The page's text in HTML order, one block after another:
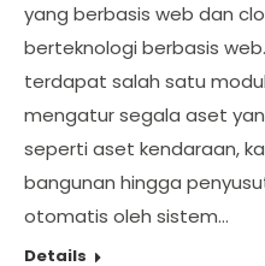
yang berbasis web dan
berteknologi berbasis
terdapat salah satu
mengatur segala aset
seperti aset kendaraan,
bangunan hingga
otomatis oleh sistem…
Details